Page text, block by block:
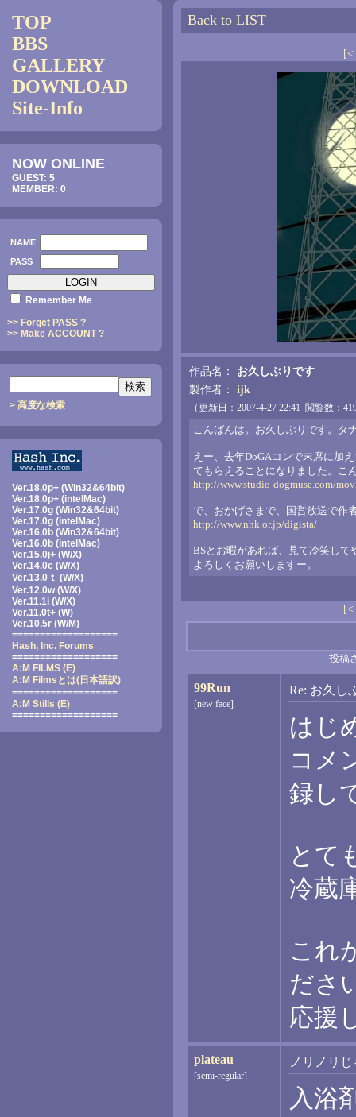
TOP
BBS
GALLERY
DOWNLOAD
Site-Info
NOW ONLINE
GUEST: 5
MEMBER: 0
NAME
PASS
Remember Me
>> Forget PASS ?
>> Make ACCOUNT ?
> 高度な検索
Ver.18.0p+ (Win32&64bit)
Ver.18.0p+ (intelMac)
Ver.17.0g (Win32&64bit)
Ver.17.0g (intelMac)
Ver.16.0b (Win32&64bit)
Ver.16.0b (intelMac)
Ver.15.0j+ (W/X)
Ver.14.0c (W/X)
Ver.13.0ｔ (W/X)
Ver.12.0w (W/X)
Ver.11.1i (W/X)
Ver.11.0t+ (W)
Ver.10.5r (W/M)
===================
Hash, Inc. Forums
===================
A:M FILMS (E)
A:M Filmsとは(日本語訳)
===================
A:M Stills (E)
===================
Back to LIST
[<
作品名： お久しぶりです
製作者： ijk
（更新日：2007-4-27 22:41 閲覧数：
こんばんは。お久しぶりです。タ
えー、去年DoGAコンで末席に加
てもらえることになりました。こ
http://www.studio-dogmuse.com/
で、おかげさまで、国営放送で作
http://www.nhk.or.jp/digista/
BSとお暇があれば、見て冷笑して
よろしくお願いしますー。
[<
投稿
99Run
[new face]
Re: お久し
はじ
コメ
録し
とて
冷蔵
これ
ださ
応援
plateau
[semi-regular]
ノリノリ
入浴